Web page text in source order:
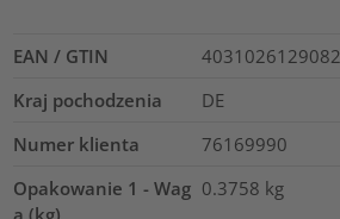
EAN / GTIN
4031026129082
Kraj pochodzenia
DE
Numer klienta
76169990
Opakowanie 1 - Wag
a (kg)
0.3758 kg